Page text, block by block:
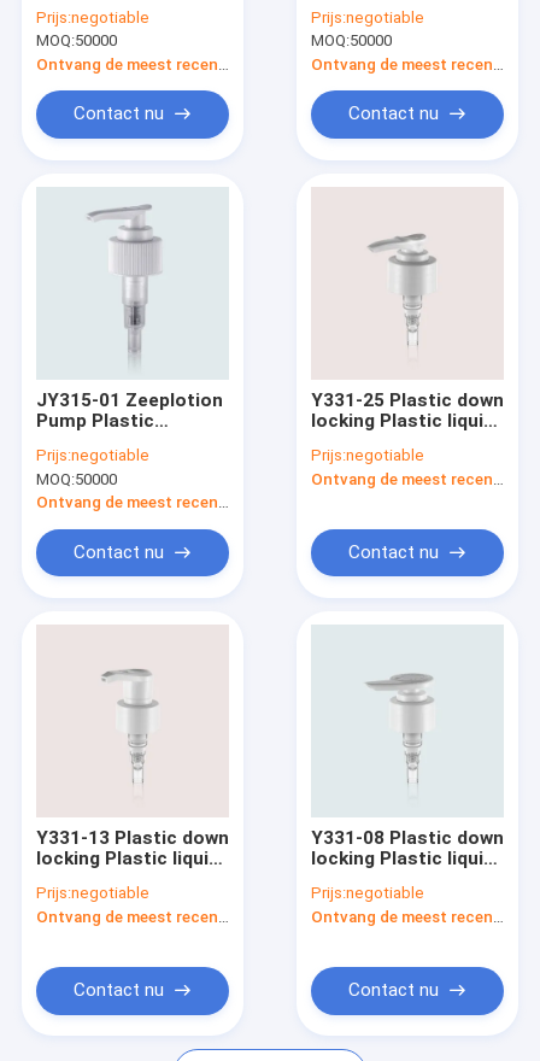
Fabrieksreis
Kwaliteitscontrole
Verzoek om een Citaat
Company News
Prijs:negotiable
MOQ:50000
Contact nu
Prijs:negotiable
MOQ:50000
Contact nu
JY315-01 Zeeplotion
Pump Plastic
Hygiënisch
Prijs:negotiable
MOQ:50000
Ontvang de meest recente Prijs
Contact nu
Y331-25 Plastic down
locking Plastic liquid
voor shampoo en
haarconditioning
Prijs:negotiable
Contact nu
Y331-13 Plastic down
locking Plastic liquid
voor shampoo en
haarconditioning
Prijs:negotiable
Contact nu
Y331-08 Plastic down
locking Plastic liquid
voor shampoo en
haarconditioning
Prijs:negotiable
Contact nu